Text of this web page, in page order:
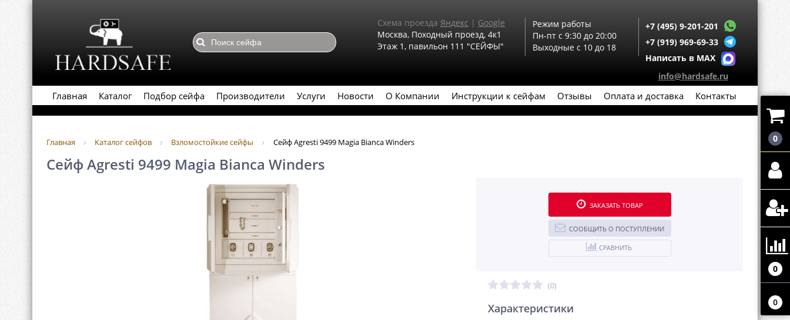
Схема проезда Яндекс | Google
Москва, Походный проезд, 4к1
Этаж 1, павильон 111 "СЕЙФЫ"
Режим работы
Пн-пт с 9:30 до 20:00
Выходные с 10 до 18
+7 (495) 9-201-201
+7 (919) 969-69-33
Написать в MAX
info@hardsafe.ru
Главная Каталог Подбор сейфа Производители Услуги Новости О Компании Инструкции к сейфам Отзывы Оплата и доставка Контакты
Главная Каталог сейфов Взломостойкие сейфы Сейф Agresti 9499 Magia Bianca Winders
Сейф Agresti 9499 Magia Bianca Winders
ЗАКАЗАТЬ ТОВАР
СООБЩИТЬ О ПОСТУПЛЕНИИ
СРАВНИТЬ
(0)
Характеристики
0
0
0